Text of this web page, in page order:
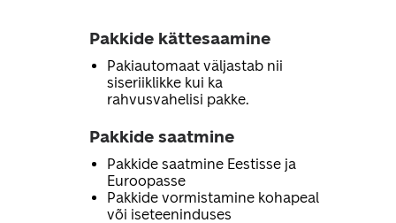
Pakkide kättesaamine
Pakiautomaat väljastab nii
siseriiklikke kui ka
rahvusvahelisi pakke.
Pakkide saatmine
Pakkide saatmine Eestisse ja
Euroopasse
Pakkide vormistamine kohapeal
või iseteeninduses